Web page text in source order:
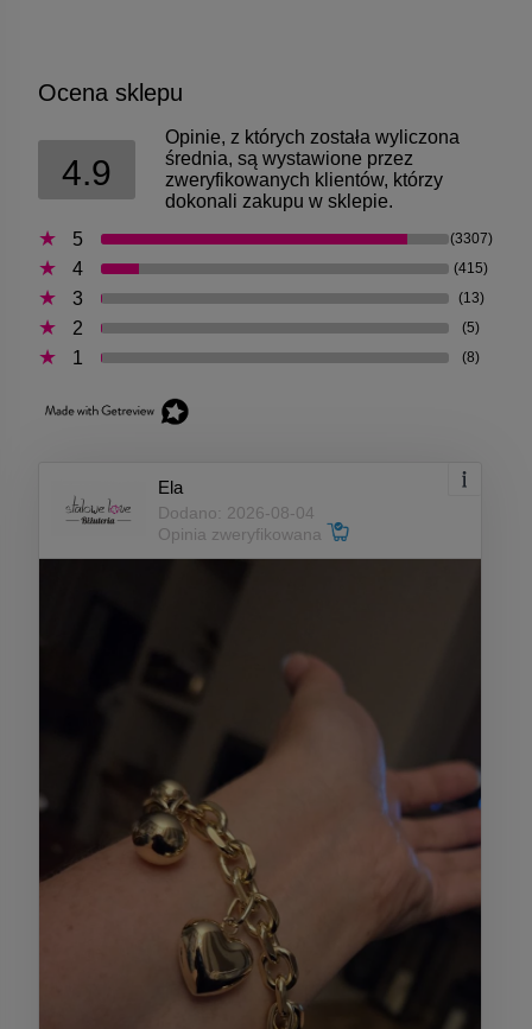
Ocena sklepu
4.9
Opinie, z których została wyliczona
średnia, są wystawione przez
zweryfikowanych klientów, którzy
dokonali zakupu w sklepie.
5
(3307)
4 (415)
3 (13)
2 (5)
1 (8)
Ela
Dodano: 2026-08-04
Opinia zweryfikowana